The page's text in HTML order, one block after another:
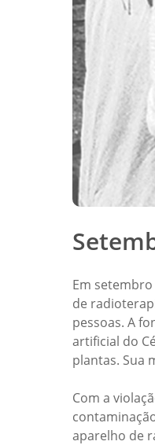
Em
de
pessoas. A
artificial do
plantas. Sua
Com a
aparelho de